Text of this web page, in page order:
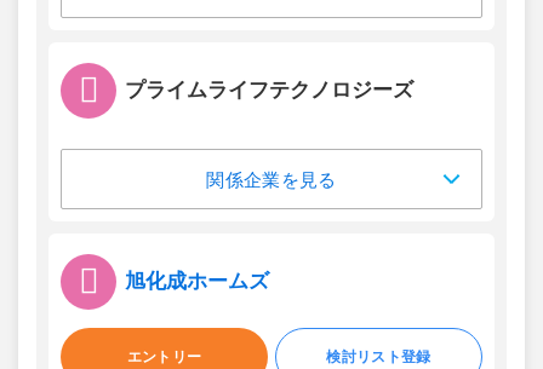
プライムライフテクノロジーズ
関係企業を見る
旭化成ホームズ
エントリー 検討リスト登録